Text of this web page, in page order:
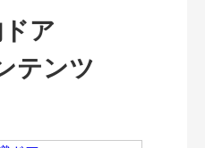
ア
テンツ